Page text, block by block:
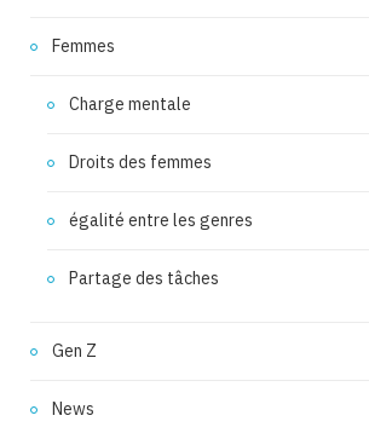
Femmes
Charge mentale
Droits des femmes
égalité entre les genres
Partage des tâches
Gen Z
News